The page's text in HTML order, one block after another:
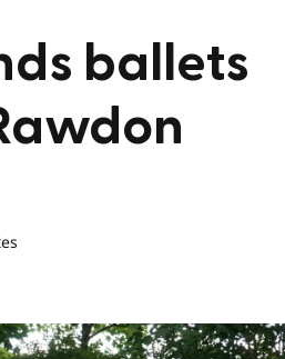
ballets